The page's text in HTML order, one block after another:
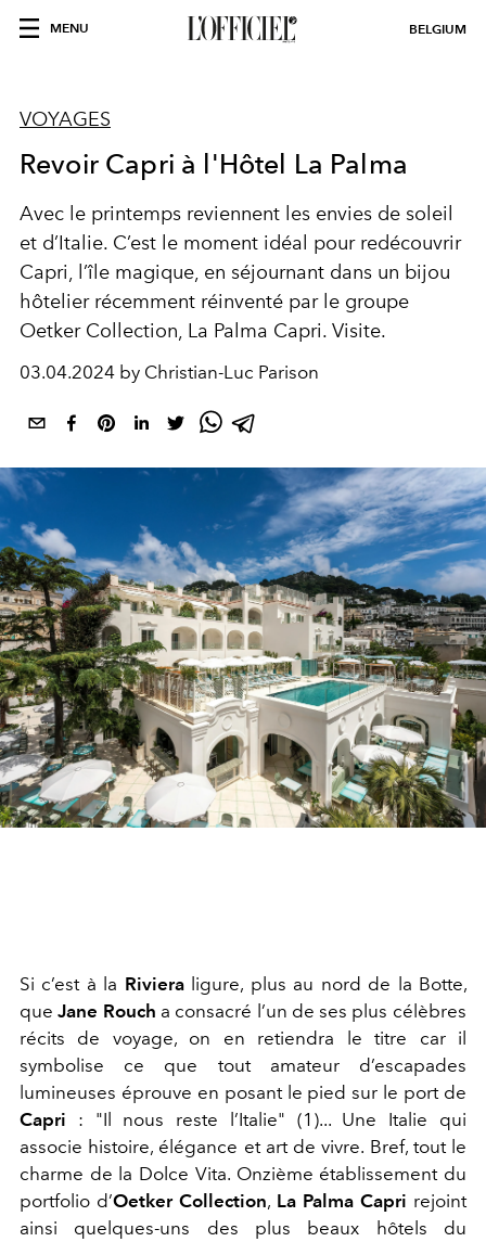
MENU BELGIUM
VOYAGES
Revoir Capri à l'Hôtel La Palma
Avec le printemps reviennent les envies de soleil
et d’Italie. C’est le moment idéal pour redécouvrir
Capri, l’île magique, en séjournant dans un bijou
hôtelierrécemment réinventé par le groupe
Oetker Col lection, La Palma Capri. Visite.
03.04.2024 by Christian-Luc Parison
Si c’est à la Rivieraligure, plus au nord de la Botte,
queJane Rouch a consacré l’un de ses plus célèbres
récits de voyage, on en retiendra le titre car il
symbolise ce que tout amateur d’escapades
lumineuses éprouve en posant le pied sur le port de
Capri : "Il nous reste l’Italie" (1)... Une Italie qui
associe histoire, élégance et art de vivre. Bref, tout le
charme de la Dolce Vita. Onzième établissement du
portfolio d’Oetker Collection, La Palma Capri rejoint
ainsi quelques-uns des plus beaux hôtels du